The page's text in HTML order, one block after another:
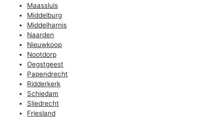
Maassluis
Middelburg
Middelharnis
Naarden
Nieuwkoop
Nootdorp
Oegstgeest
Papendrecht
Ridderkerk
Schiedam
Sliedrecht
Friesland